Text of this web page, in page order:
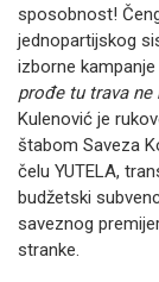
sposobnost!
jednopartijskog
izborne
prođe tu trava ne
Kulenović je
štabom Saveza
čelu YUTELA,
budžetski
saveznog
stranke.